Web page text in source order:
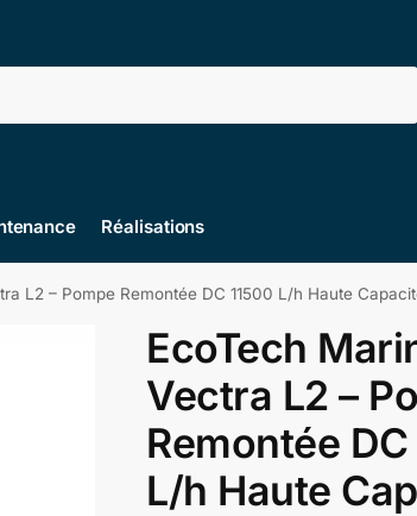
Réalisations
L2 – Pompe Remontée DC 11500 L/h Haute
EcoTech
Vectra L2 –
Remontée DC
L/h Haute